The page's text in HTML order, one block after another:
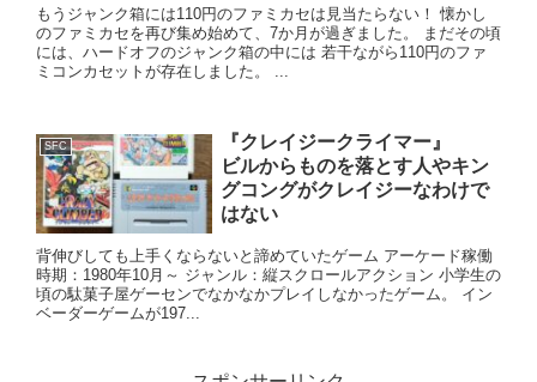
もうジャンク箱には110円のファミカセは見当たらない！ 懐かし
のファミカセを再び集め始めて、7か月が過ぎました。 まだその頃
には、ハードオフのジャンク箱の中には 若干ながら110円のファ
ミコンカセットが存在しました。 ...
SFC
『クレイジークライマー』
ビルからものを落とす人やキン
グコングがクレイジーなわけで
はない
背伸びしても上手くならないと諦めていたゲーム アーケード稼働
時期：1980年10月～ ジャンル：縦スクロールアクション 小学生の
頃の駄菓子屋ゲーセンでなかなかプレイしなかったゲーム。 イン
ベーダーゲームが197...